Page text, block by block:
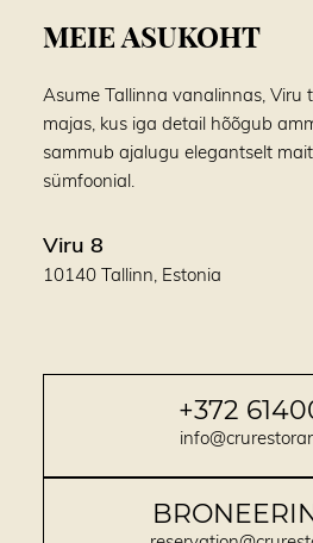
MEIE ASUKOHT
Asume Tallinna vanalinnas, Viru
majas, kus iga detail hõõgub
sammub ajalugu elegantselt
sümfoonial.
Viru 8
10140 Tallinn, Estonia
+372